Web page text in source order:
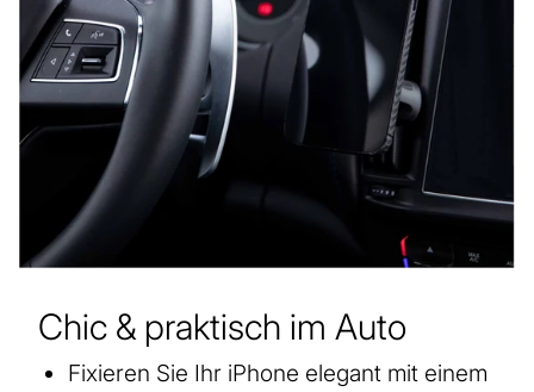
Chic & praktisch im Auto
Fixieren Sie Ihr iPhone elegant mit einem